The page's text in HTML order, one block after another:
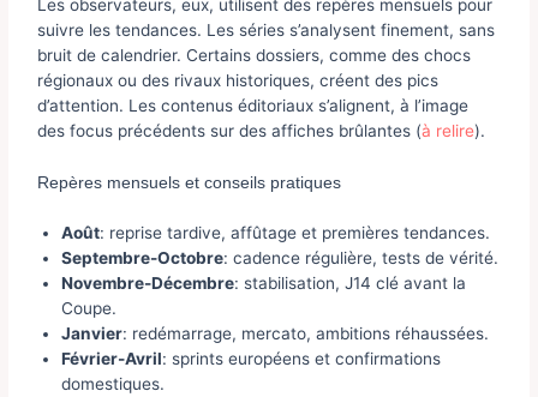
Les observateurs, eux, utilisent des repères mensuels pour
suivre les tendances. Les séries s’analysent finement, sans
bruit de calendrier. Certains dossiers, comme des chocs
régionaux ou des rivaux historiques, créent des pics
d’attention. Les contenus éditoriaux s’alignent, à l’image
des focus précédents sur des affiches brûlantes (à relire).
Repères mensuels et conseils pratiques
Août: reprise tardive, affûtage et premières tendances.
Septembre-Octobre: cadence régulière, tests de vérité.
Novembre-Décembre: stabilisation, J14 clé avant la
Coupe.
Janvier: redémarrage, mercato, ambitions réhaussées.
Février-Avril: sprints européens et confirmations
domestiques.